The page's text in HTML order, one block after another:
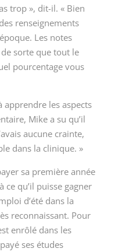
trop », dit-il. « Bien
renseignements
Les notes
sorte que tout le
pourcentage vous
apprendre les aspects
Mike a su qu’il
aucune crainte,
dans la clinique. »
sa première année
ce qu’il puisse gagner
d’été dans la
reconnaissant. Pour
enrôlé dans les
ses études